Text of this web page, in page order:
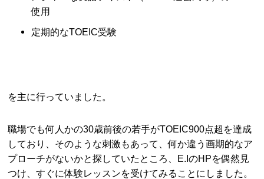
使用
定期的なTOEIC受験
を主に行っていました。
職場でも何人かの30歳前後の若手がTOEIC900点超を達成
しており、そのような刺激もあって、何か違う画期的なア
プローチがないかと探していたところ、E.IのHPを偶然見
つけ、すぐに体験レッスンを受けてみることにしました。